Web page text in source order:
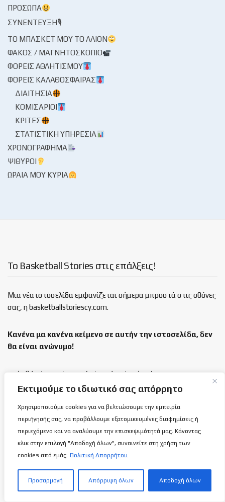
Εκτιμούμε το ιδιωτικό σας απόρρητο
Χρησιμοποιούμε cookies για να βελτιώσουμε την εμπειρία
περιήγησής σας, να προβάλλουμε εξατομικευμένες διαφημίσεις ή
περιεχόμενο και να αναλύουμε την επισκεψιμότητά μας. Κάνοντας
κλικ στην επιλογή "Αποδοχή όλων", συναινείτε στη χρήση των
cookies από εμάς. Πολιτική Απορρήτου
Προσαρμογή Απόρριψη όλων Αποδοχή όλων
ΠΡΌΣΩΠΑ
ΣΥΝΈΝΤΕΥΞΗ🎙
ΤΟ ΜΠΆΣΚΕΤ ΜΟΥ ΤΟ ΛΛΊΟΝ
ΦΑΚΌΣ / ΜΑΓΝΗΤΟΣΚΌΠΙΟ
ΦΟΡΕΊΣ ΑΘΛΗΤΙΣΜΟΎ
ΦΟΡΕΊΣ ΚΑΛΑΘΌΣΦΑΙΡΑΣ
ΔΙΑΙΤΗΣΊΑ
ΚΟΜΙΣΆΡΙΟΙ
ΚΡΙΤΈΣ
ΣΤΑΤΙΣΤΙΚΉ ΥΠΗΡΕΣΊΑ
ΧΡΟΝΟΓΡΆΦΗΜΑ
ΨΊΘΥΡΟΙ
ΩΡΑΊΑ ΜΟΥ ΚΥΡΊΑ
Το Basketball Stories στις επάλξεις!
Μια νέα ιστοσελίδα εμφανίζεται σήμερα μπροστά στις οθόνες
σας, η basketballstoriescy.com.
Κανένα μα κανένα κείμενο σε αυτήν την ιστοσελίδα, δεν
θα είναι ανώνυμο!
καλαθόσφαιρα | ιστορία | πνεύμα | πολιτεία
Εθνική Γυναικών Κ16: Η φωτογράφηση!
Ανόρθωση: Παίρνει μπρος με…
Αντετοκούμπρος!